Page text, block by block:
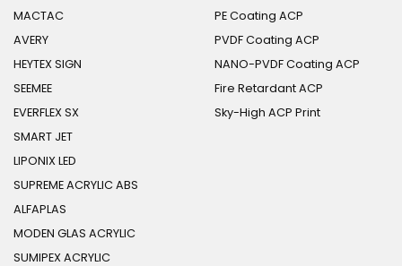
MACTAC
AVERY
HEYTEX SIGN
SEEMEE
EVERFLEX SX
SMART JET
LIPONIX LED
SUPREME ACRYLIC ABS
ALFAPLAS
MODEN GLAS ACRYLIC
SUMIPEX ACRYLIC
PE Coating ACP
PVDF Coating ACP
NANO-PVDF Coating ACP
Fire Retardant ACP
Sky-High ACP Print